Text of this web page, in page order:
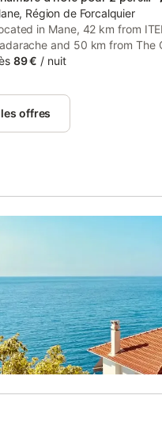
Région de Forcalquier
in Mane, 42 km from
and 50 km from The
Le Cabanon de Pépé
a terrace and free WiFi.
89 € / nuit
offres